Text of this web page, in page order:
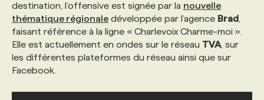
FAQ
ANNONCEZ AVEC NOUS
destination, l’offensive est signée par la nouvelle
thématique régionale développée par l’agence Brad
faisant référence à la ligne « Charlevoix Charme-moi ».
Elle est actuellement en ondes sur le réseau TVA , sur
les différentes plateformes du réseau ainsi que sur
Facebook.